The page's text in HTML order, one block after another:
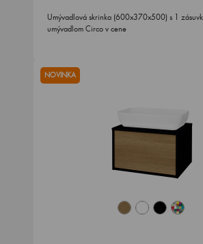
Umývadlová skrinka (600x370x500) s 1
umývadlom Circo v cene
NOVINKA